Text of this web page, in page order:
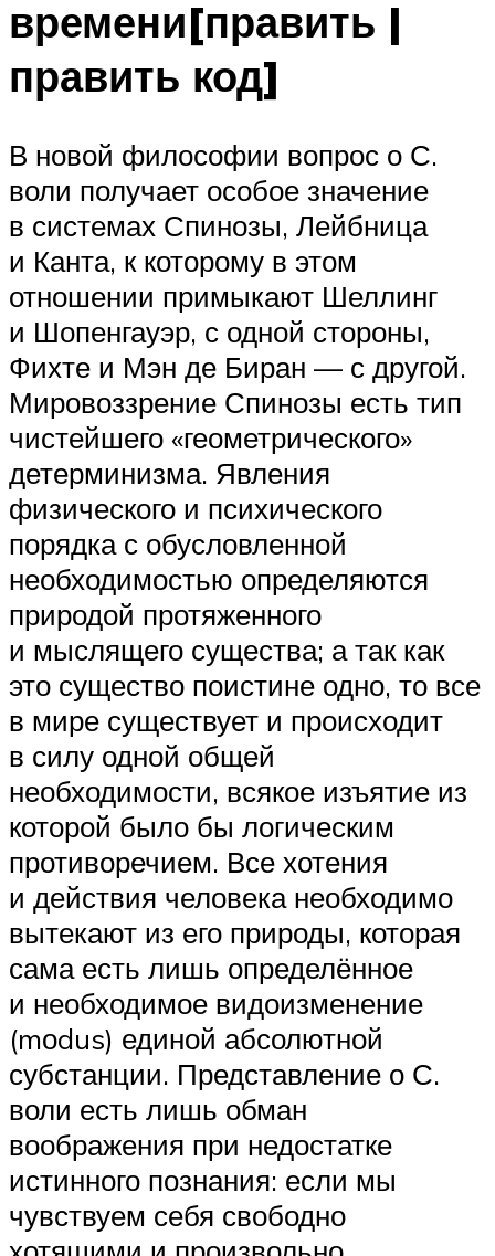
времени[править |
править код]
В новой философии вопрос о С.
воли получает особое значение
в системах Спинозы, Лейбница
и Канта, к которому в этом
отношении примыкают Шеллинг
и Шопенгауэр, с одной стороны,
Фихте и Мэн де Биран — с другой.
Мировоззрение Спинозы есть тип
чистейшего «геометрического»
детерминизма. Явления
физического и психического
порядка с обусловленной
необходимостью определяются
природой протяженного
и мыслящего существа; а так как
это существо поистине одно, то все
в мире существует и происходит
в силу одной общей
необходимости, всякое изъятие из
которой было бы логическим
противоречием. Все хотения
и действия человека необходимо
вытекают из его природы, которая
сама есть лишь определённое
и необходимое видоизменение
(mоdus) единой абсолютной
субстанции. Представление о С.
воли есть лишь обман
воображения при недостатке
истинного познания: если мы
чувствуем себя свободно